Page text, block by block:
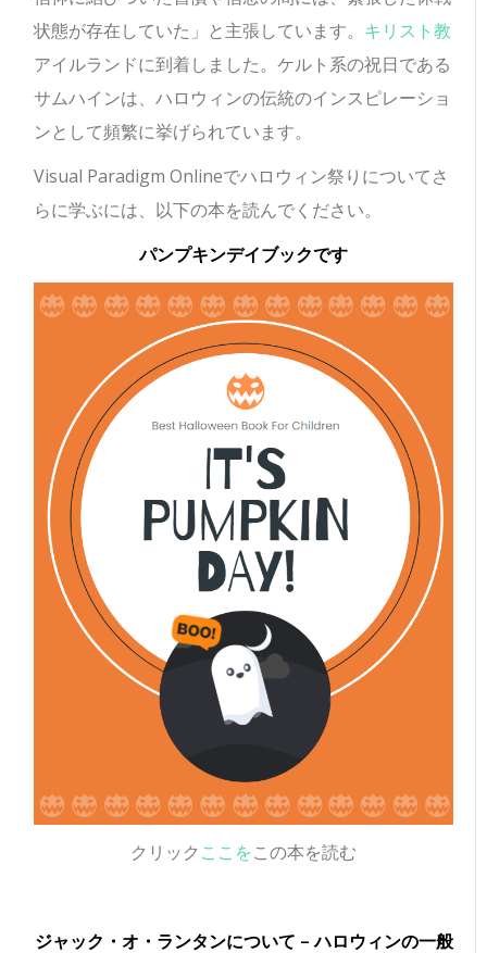
状態が存在していた」と主張しています。 キリスト教
アイルランドに到着しました。ケルト系の祝日である
サムハインは、ハロウィンの伝統のインスピレーショ
ンとして頻繁に挙げられています。
Visual Paradigm Onlineでハロウィン祭りについてさ
らに学ぶには、以下の本を読んでください。
パンプキンデイブックです
クリック ここをこの本を読む
ジャック・オ・ランタンについて – ハロウィンの一般